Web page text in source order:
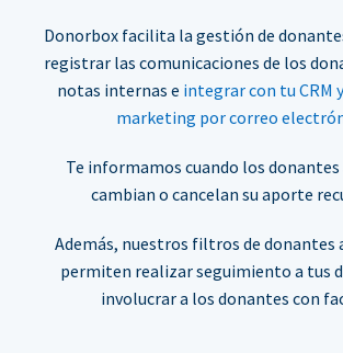
Donorbox facilita la gestión de
registrar las comunicaciones de los
notas internas e integrar con tu CRM
marketing por correo
Te informamos cuando los
cambian o cancelan su aporte
Además, nuestros filtros de donantes
permiten realizar seguimiento a tus
involucrar a los donantes con